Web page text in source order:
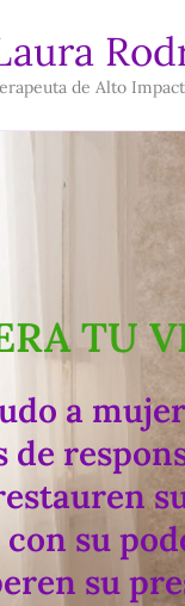
de Alto
TU
a
de
su
su